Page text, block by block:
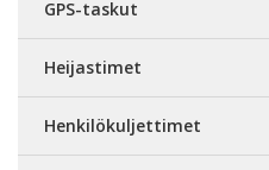
GPS-taskut
Heijastimet
Henkilökuljettimet